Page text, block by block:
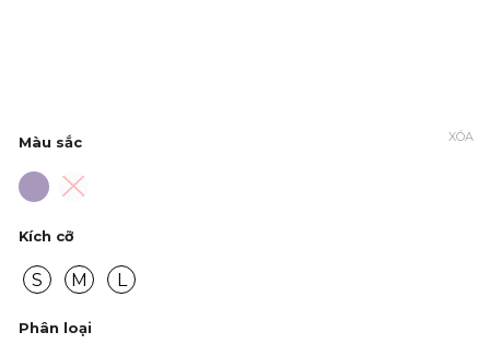
Màu sắc
Kích cỡ
S M L
Phân loại
XÓA